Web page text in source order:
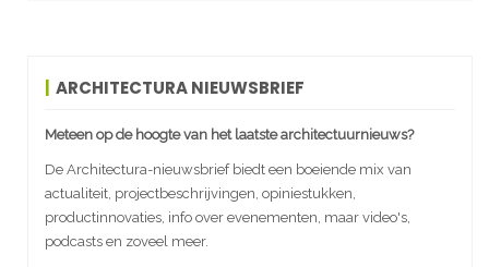
ARCHITECTURA NIEUWSBRIEF
Meteen op de hoogte van het laatste architectuurnieuws?
De Architectura-nieuwsbrief biedt een boeiende mix van
actualiteit, projectbeschrijvingen, opiniestukken,
productinnovaties, info over evenementen, maar video's,
podcasts en zoveel meer.